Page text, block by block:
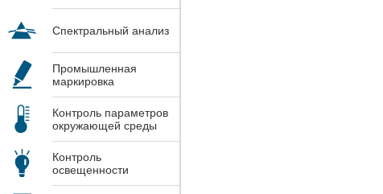
Спектральный анализ
Промышленная
маркировка
Контроль параметров
окружающей среды
Контроль
освещенности